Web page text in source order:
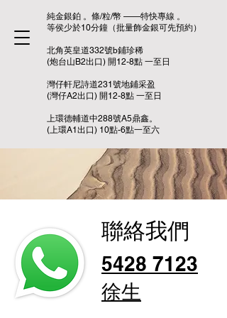
純金銀鉑 。條/粒/幣 ——特快專線 。
等侯少於10分鐘（批量飾金銀可先預約）
北角英皇道332號b鋪珍稀
(炮台山B2出口) 開12-8點 一至日
灣仔軒尼詩道231號地鋪采盈
(灣仔A2出口) 開12-8點 一至日
上環德輔道中288號A5鼎鑫。
(上環A1出口) 10點-6點一至六
聯絡我們
5428 7123
徐生